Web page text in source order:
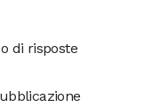
di risposte